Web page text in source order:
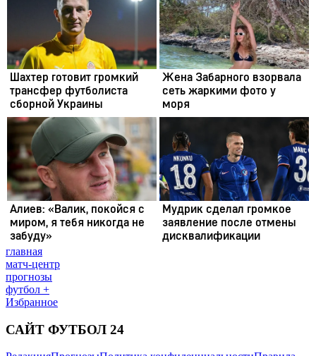
главная
матч-центр
прогнозы
футбол +
Избранное
САЙТ ФУТБОЛ 24